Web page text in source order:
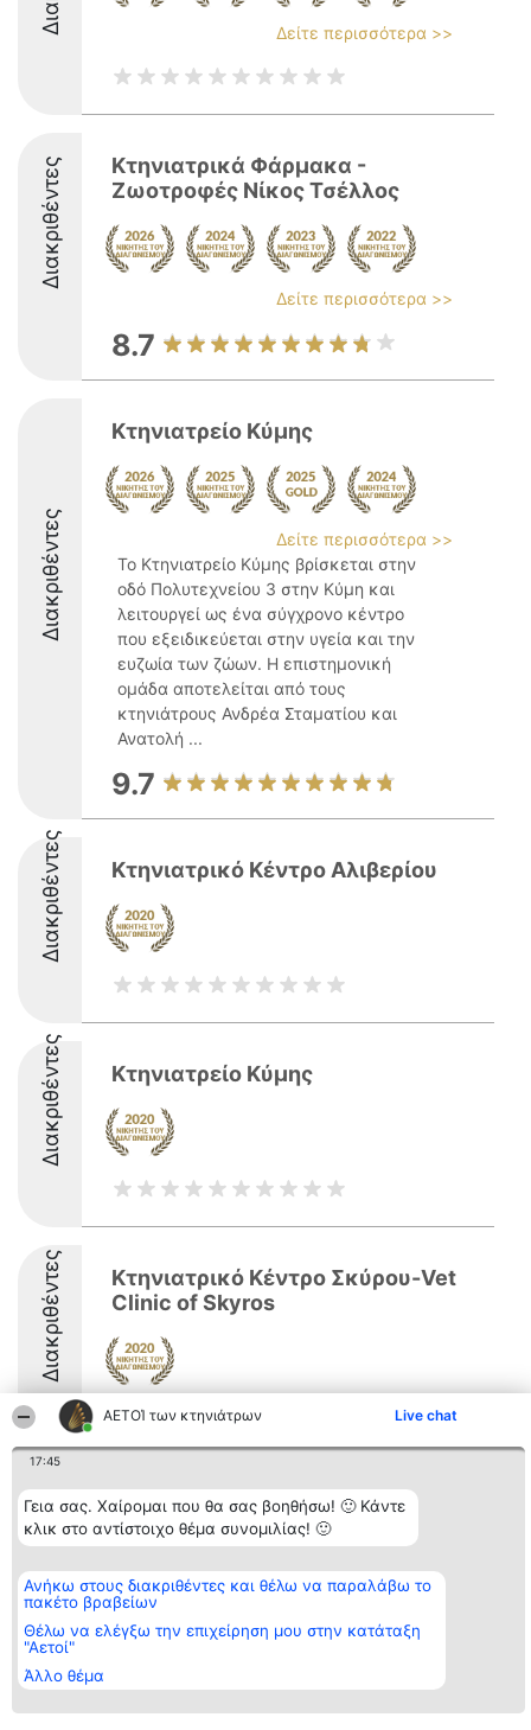
ΑΕΤΟΊ των κτηνιάτρων Live chat
17:45
Γεια σας. Χαίρομαι που θα σας βοηθήσω! 🙂 Κάντε
κλικ στο αντίστοιχο θέμα συνομιλίας! 🙂
Ανήκω στους διακριθέντες και θέλω να παραλάβω το
πακέτο βραβείων
Θέλω να ελέγξω την επιχείρηση μου στην κατάταξη
"Αετοί"
Άλλο θέμα
Δείτε περισσότερα >>
Διακριθέντες
Κτηνιατρικά Φάρμακα -
Ζωοτροφές Νίκος Τσέλλος
Δείτε περισσότερα >>
8.7
Διακριθέντες
Κτηνιατρείο Κύμης
Δείτε περισσότερα >>
Το Κτηνιατρείο Κύμης βρίσκεται στην
οδό Πολυτεχνείου 3 στην Κύμη και
λειτουργεί ως ένα σύγχρονο κέντρο
που εξειδικεύεται στην υγεία και την
ευζωία των ζώων. Η επιστημονική
ομάδα αποτελείται από τους
κτηνιάτρους Ανδρέα Σταματίου και
Ανατολή ...
9.7
Διακριθέντες Κτηνιατρικό Κέντρο Αλιβερίου
Διακριθέντες Κτηνιατρείο Κύμης
Διακριθέντες
Κτηνιατρικό Κέντρο Σκύρου-Vet
Clinic of Skyros
Διοργανωτής της
κατάταξης
BEAUTIFUL COMPANY
ΤΗΛ. ΕΠΙΚΟΙΝΩΝΙΑΣ:
2104128019
email:
aetoi@beautifulcompany.co
Κατάταξη
Διακριθέντες
Λίστα όλων
διακριθέντων
Μεθοδολογία
προϋποθέσεις
ΠΟΛΙΤΙΚΗ
Επικοινωνία